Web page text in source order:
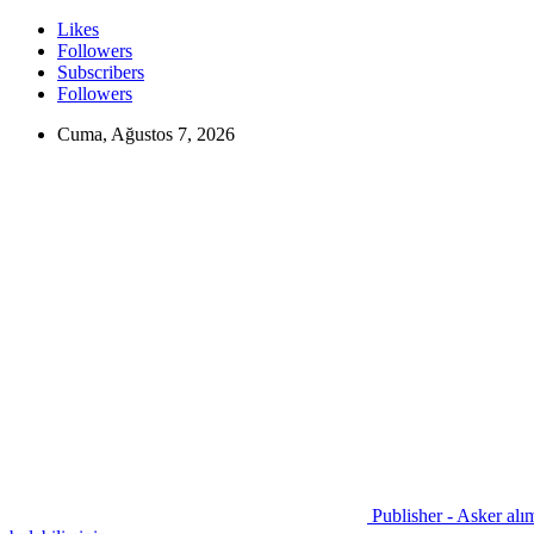
Likes
Followers
Subscribers
Followers
Cuma, Ağustos 7, 2026
Publisher - Asker